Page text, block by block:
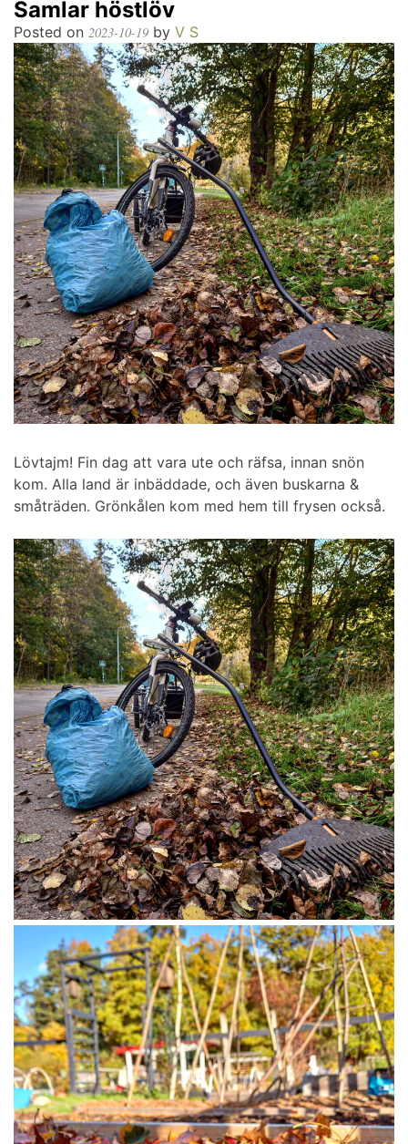
Samlar höstlöv
Posted on 2023-10-19 by V S
Lövtajm! Fin dag att vara ute och räfsa, innan snön
kom. Alla land är inbäddade, och även buskarna &
småträden. Grönkålen kom med hem till frysen också.